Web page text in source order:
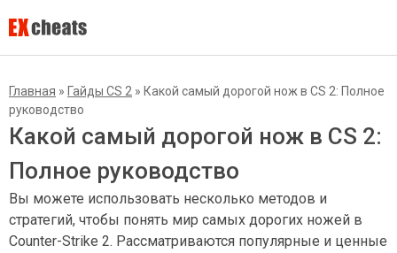
Главная » Гайды CS 2 » Какой самый дорогой нож в CS 2: Полное
руководство
Какой самый дорогой нож в CS 2:
Полное руководство
Вы можете использовать несколько методов и
стратегий, чтобы понять мир самых дорогих ножей в
Counter-Strike 2. Рассматриваются популярные и ценные